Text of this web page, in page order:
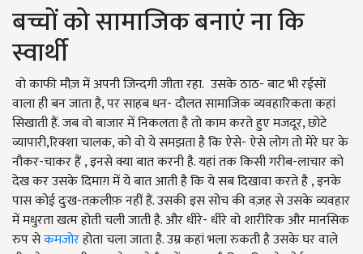
बच्चों को सामाजिक बनाएं ना कि
स्वार्थी
वो काफी मौज़ में अपनी जिन्दगी जीता रहा. उसके ठाठ- बाट भी रईसों
वाला ही बन जाता है, पर साहब धन- दौलत सामाजिक व्यवहारिकता कहां
सिखाती हैं. जब वो बाजार में निकलता है तो काम करते हुए मजदूर, छोटे
व्यापारी,रिक्शा चालक, को वो ये समझता है कि ऐसे- ऐसे लोग तो मेरे घर के
नौकर-चाकर हैं , इनसे क्या बात करनी है. यहां तक किसी गरीब-लाचार को
देख कर उसके दिमाग़ में ये बात आती है कि ये सब दिखावा करते है , इनके
पास कोई दुःख-तक़लीफ़ नहीं हैं. उसकी इस सोच की वज़ह से उसके व्यवहार
में मधुरता खत्म होती चली जाती है. और धीरे- धीरे वो शारीरिक और मानसिक
रुप सेकमजोरहोता चला जाता है. उम्र कहां भला रुकती है उसके घर वाले